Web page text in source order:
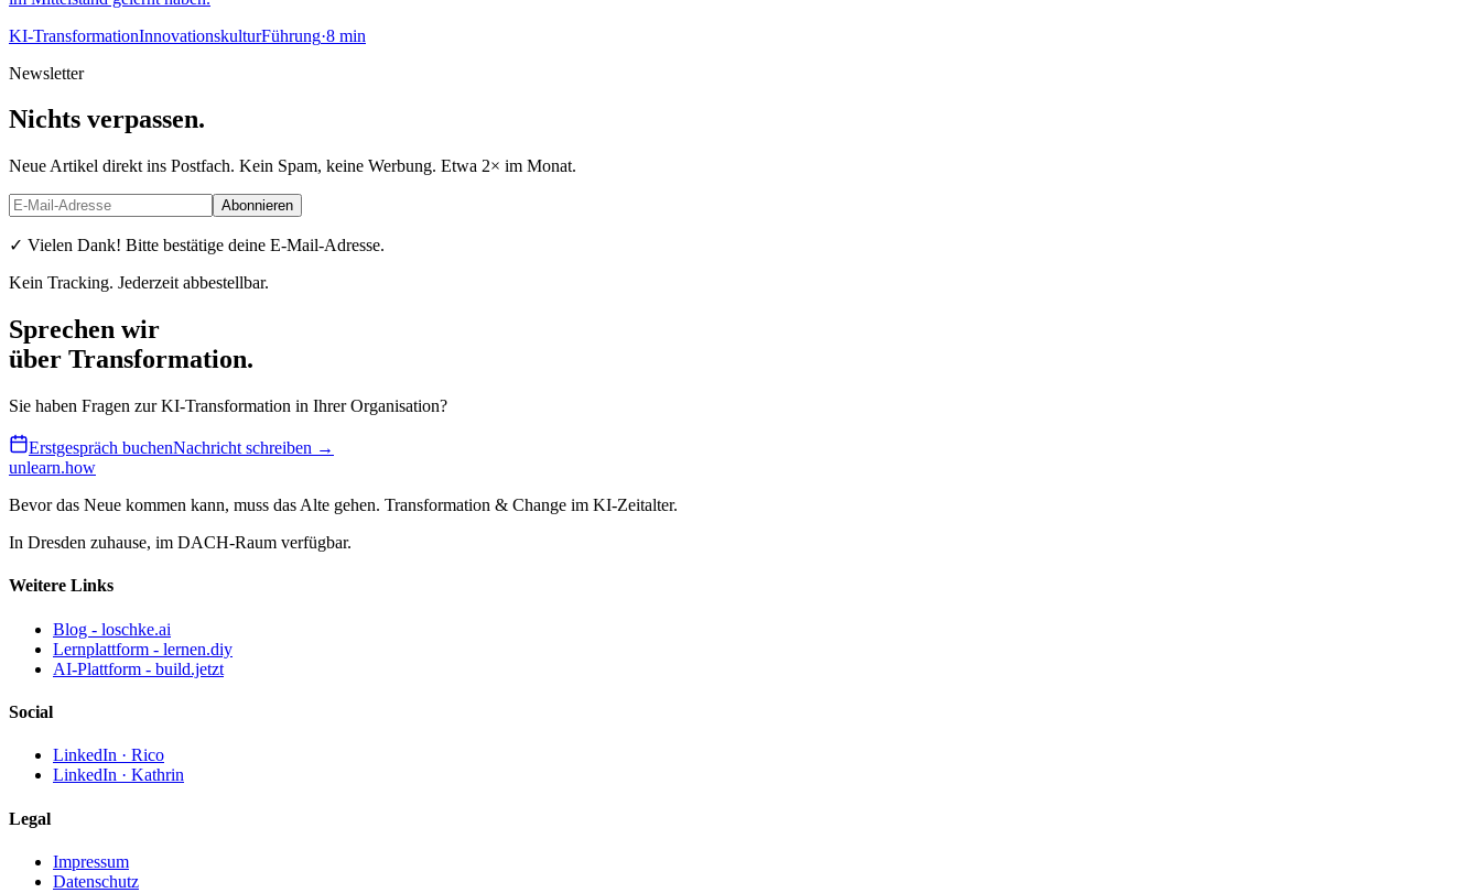
KI-TransformationInnovationskulturFührung·8 min
Newsletter
Nichts verpassen.
Neue Artikel direkt ins Postfach. Kein Spam, keine Werbung. Etwa 2× im Monat.
Abonnieren
✓ Vielen Dank! Bitte bestätige deine E-Mail-Adresse.
Kein Tracking. Jederzeit abbestellbar.
Sprechen wir
über Transformation.
Sie haben Fragen zur KI-Transformation in Ihrer Organisation?
Erstgespräch buchenNachricht schreiben →
unlearn.how
Bevor das Neue kommen kann, muss das Alte gehen. Transformation & Change im KI-Zeitalter.
In Dresden zuhause, im DACH-Raum verfügbar.
Weitere Links
Blog - loschke.ai
Lernplattform - lernen.diy
AI-Plattform - build.jetzt
Social
LinkedIn · Rico
LinkedIn · Kathrin
Legal
Impressum
Datenschutz